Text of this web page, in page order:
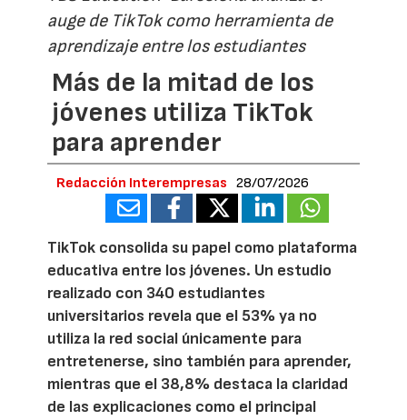
auge de TikTok como herramienta de
aprendizaje entre los estudiantes
Más de la mitad de los
jóvenes utiliza TikTok
para aprender
Redacción Interempresas 28/07/2026
TikTok consolida su papel como plataforma
educativa entre los jóvenes. Un estudio
realizado con 340 estudiantes
universitarios revela que el 53% ya no
utiliza la red social únicamente para
entretenerse, sino también para aprender,
mientras que el 38,8% destaca la claridad
de las explicaciones como el principal